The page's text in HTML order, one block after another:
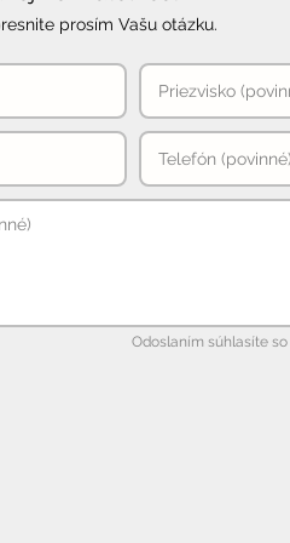
prosím Vašu otázku.
Odoslaním súhlasíte so